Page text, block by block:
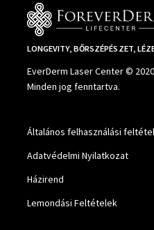
LONGEVITY, BŐRSZÉPÉSZET,
EverDerm Laser Center © 2020
Minden jog fenntartva.
Általános felhasználási
Adatvédelmi Nyilatkozat
Házirend
Lemondási Feltételek